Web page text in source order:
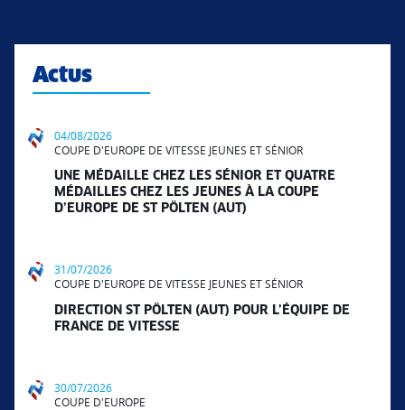
Actus
04/08/2026
COUPE D'EUROPE DE VITESSE JEUNES ET SÉNIOR
UNE MÉDAILLE CHEZ LES SÉNIOR ET QUATRE
MÉDAILLES CHEZ LES JEUNES À LA COUPE
D’EUROPE DE ST PÖLTEN (AUT)
31/07/2026
COUPE D'EUROPE DE VITESSE JEUNES ET SÉNIOR
DIRECTION ST PÖLTEN (AUT) POUR L’ÉQUIPE DE
FRANCE DE VITESSE
30/07/2026
COUPE D'EUROPE